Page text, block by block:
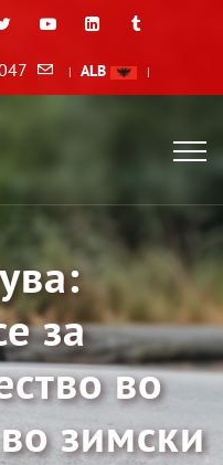
| ALB |
за
во
зимски